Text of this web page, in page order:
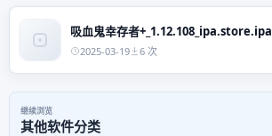
吸血鬼幸存者+_1.12.108_ipa.store.ipa
2025-03-19 6 次
继续浏览
其他软件分类